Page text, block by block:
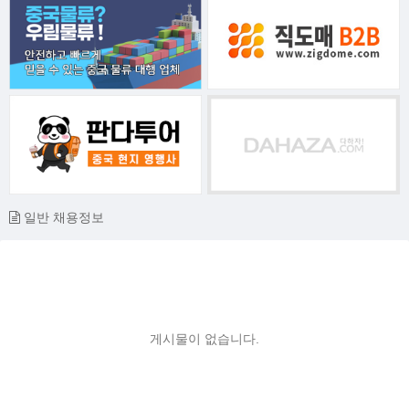
일반 채용정보
게시물이 없습니다.